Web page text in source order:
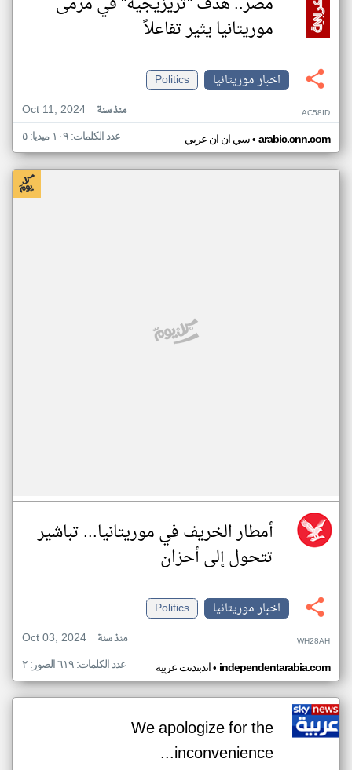
موريتانيا يثير تفاعلاً
اخبار موريتانيا
Politics
Oct 11, 2024
منذ سنة AC58ID
سي ان ان عربي• arabic.cnn.com عدد الكلمات: ١٠٩ ميديا: ٥
أمطار الخريف في موريتانيا... تباشير
تتحول إلى أحزان
اخبار موريتانيا
Politics
Oct 03, 2024
منذ سنة WH28AH
اندبندنت عربية• independentarabia.com عدد الكلمات: ٦١٩ الصور: ٢
We apologize for the
inconvenience...